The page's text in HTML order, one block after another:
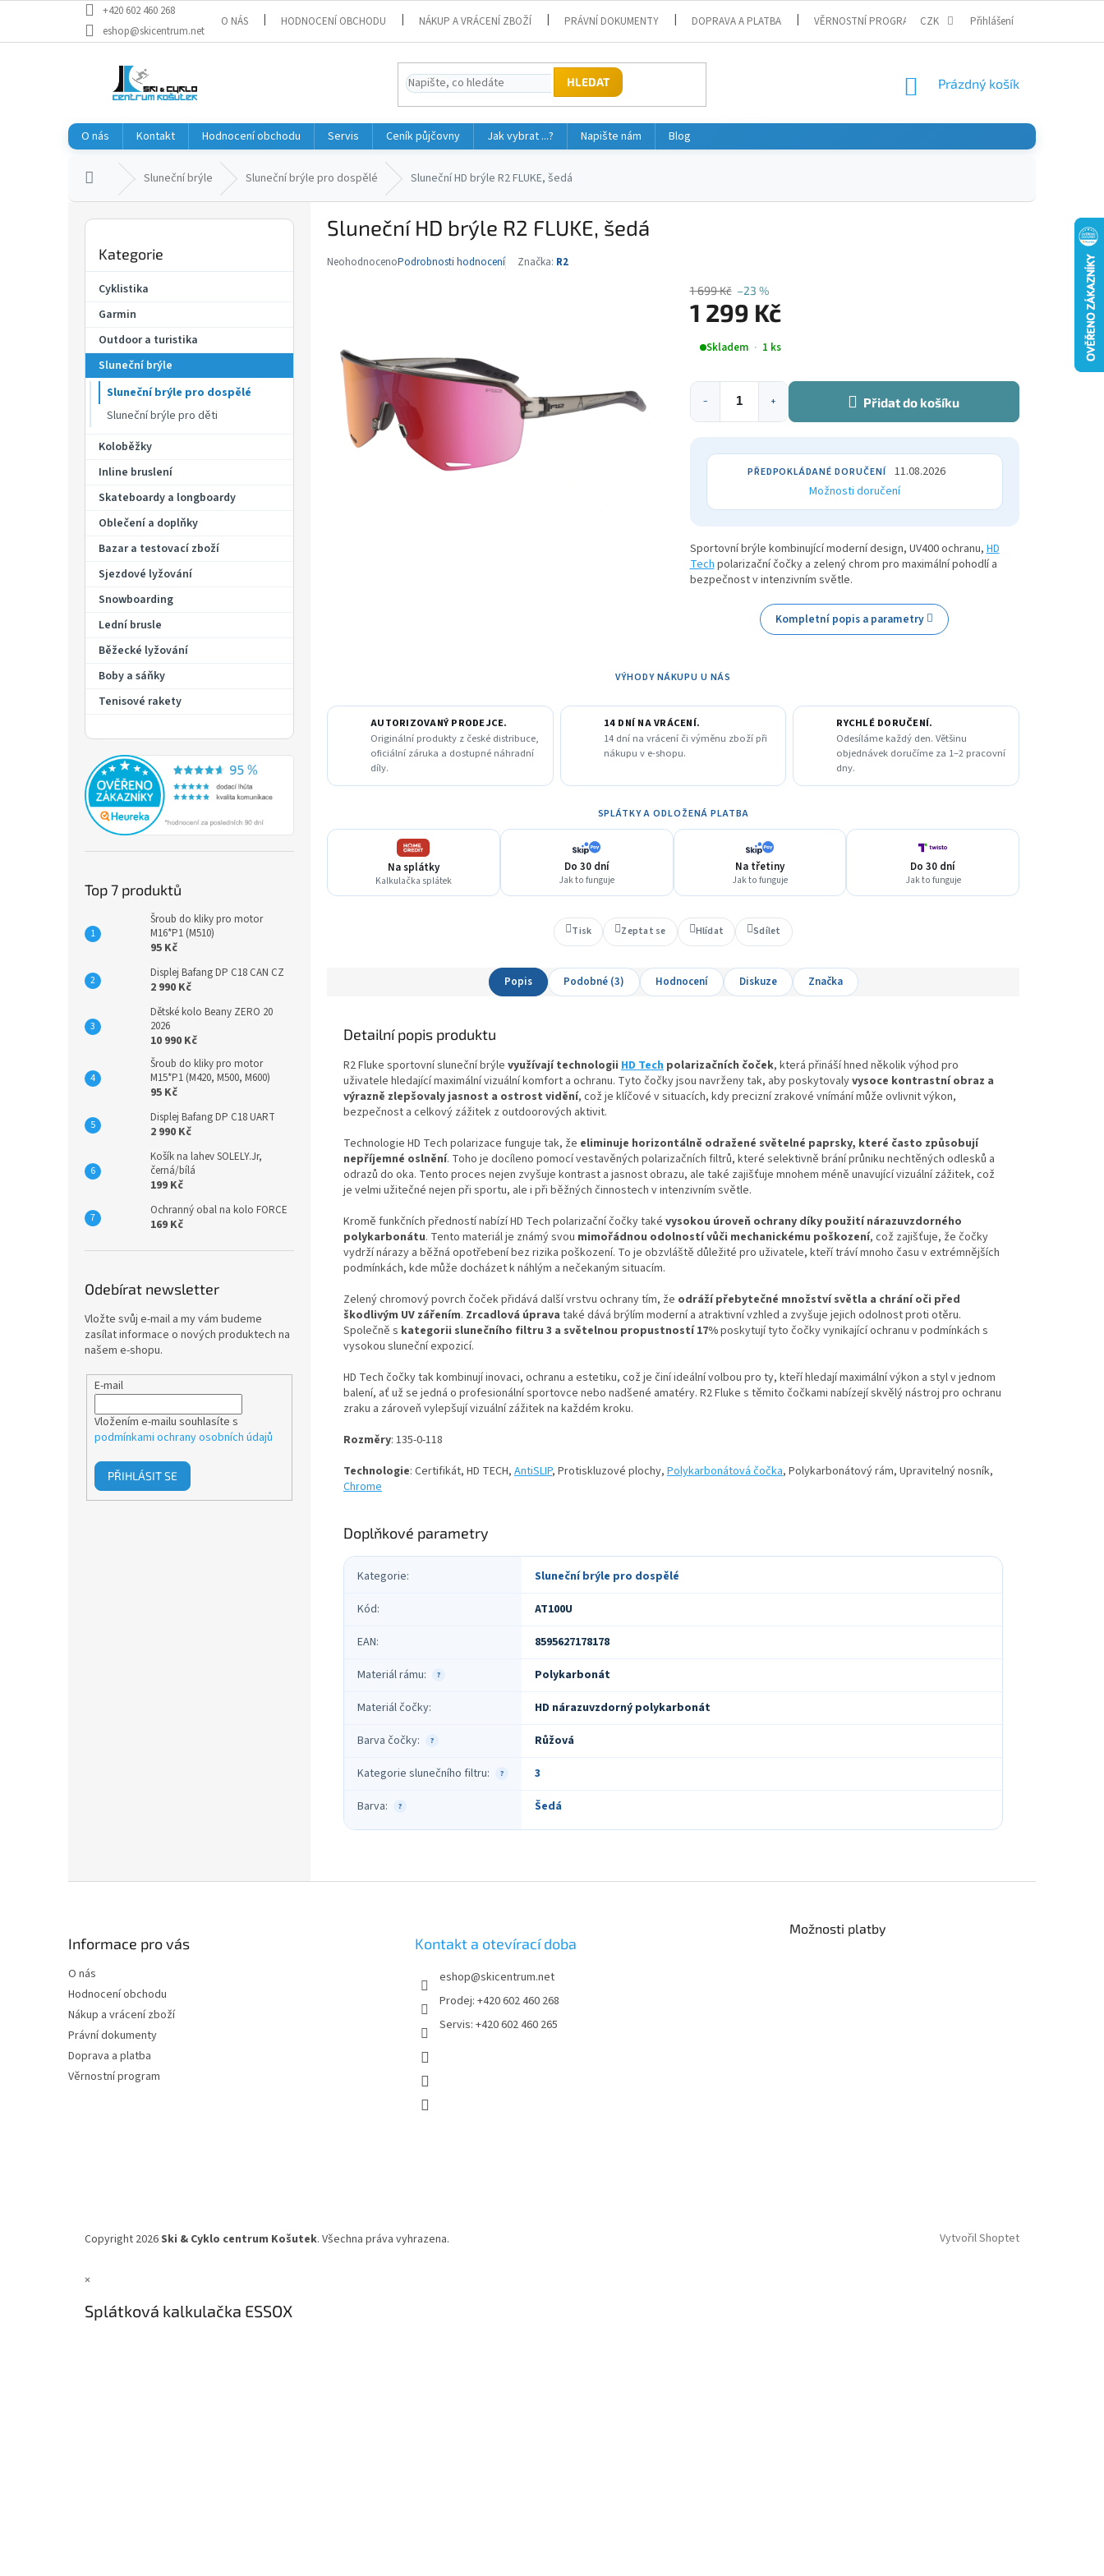
obsah
+420 602 460 268
eshop@skicentrum.net
O NÁS HODNOCENÍ OBCHODU NÁKUP A VRÁCENÍ ZBOŽÍ PRÁVNÍ DOKUMENTY DOPRAVA A PLATBA VĚRNOSTNÍ PROGRAM CZK Přihlášení
HLEDAT
NÁKUPNÍ
Prázdný košík
O nás Kontakt Hodnocení obchodu Servis Ceník půjčovny Jak vybrat ...? Napište nám Blog
Domů Sluneční brýle Sluneční brýle pro dospělé Sluneční HD brýle R2 FLUKE, šedá
kategorie
Kategorie
Cyklistika
Garmin
Outdoor a turistika
Sluneční brýle
Sluneční brýle pro dospělé
Sluneční brýle pro děti
Koloběžky
Inline bruslení
Skateboardy a longboardy
Oblečení a doplňky
Bazar a testovací zboží
Sjezdové lyžování
Snowboarding
Lední brusle
Běžecké lyžování
Boby a sáňky
Tenisové rakety
Top 7 produktů
Šroub do kliky pro motor
M16*P1 (M510)
95 Kč
Displej Bafang DP C18 CAN CZ
2 990 Kč
Dětské kolo Beany ZERO 20
2026
10 990 Kč
Šroub do kliky pro motor
M15*P1 (M420, M500, M600)
95 Kč
Displej Bafang DP C18 UART
2 990 Kč
Košík na lahev SOLELY.Jr,
černá/bílá
199 Kč
Ochranný obal na kolo FORCE
169 Kč
Odebírat newsletter
Vložte svůj e-mail a my vám budeme
zasílat informace o nových produktech na
našem e-shopu.
E-mail
Vložením e-mailu souhlasíte s
podmínkami ochrany osobních údajů
PŘIHLÁSIT SE
Sluneční HD brýle R2 FLUKE, šedá
Průměrné
hvězdiček.
NeohodnocenoPodrobnosti hodnocení Značka: R2
1 699 Kč –23 %
1 299 Kč
Měrná
cena:
Skladem 1 ks
+
− Přidat do košíku
11.08.2026
Možnosti doručení
Sportovní brýle kombinující moderní design, UV400 ochranu, HD
Tech polarizační čočky a zelený chrom pro maximální pohodlí a
bezpečnost v intenzivním světle.
Kompletní popis a parametry
VÝHODY NÁKUPU U NÁS
AUTORIZOVANÝ PRODEJCE.
Originální produkty z české distribuce,
oficiální záruka a dostupné náhradní
díly.
14 DNÍ NA VRÁCENÍ.
14 dní na vrácení či výměnu zboží při
nákupu v e-shopu.
RYCHLÉ DORUČENÍ.
Odesíláme každý den. Většinu
objednávek doručíme za 1–2 pracovní
dny.
SPLÁTKY A ODLOŽENÁ PLATBA
Na splátky
Kalkulačka splátek
Do 30 dní
Jak to funguje
Na třetiny
Jak to funguje
Do 30 dní
Jak to funguje
Tisk Zeptat se Hlídat Sdílet
Popis Podobné (3) Hodnocení Diskuze Značka
Detailní popis produktu
R2 Fluke sportovní sluneční brýle využívají technologii HD Tech polarizačních čoček, která přináší hned několik výhod pro
uživatele hledající maximální vizuální komfort a ochranu. Tyto čočky jsou navrženy tak, aby poskytovalyvysoce kontrastní obraz a
výrazně zlepšovaly jasnost a ostrost vidění, což je klíčové v situacích, kdy precizní zrakové vnímání může ovlivnit výkon,
bezpečnost a celkový zážitek z outdoorových aktivit.
Technologie HD Tech polarizace funguje tak, že eliminuje horizontálně odražené světelné paprsky, které často způsobují
nepříjemné oslnění. Toho je docíleno pomocí vestavěných polarizačních filtrů, které selektivně brání průniku nechtěných odlesků a
odrazů do oka. Tento proces nejen zvyšuje kontrast a jasnost obrazu, ale také zajišťuje mnohem méně unavující vizuální zážitek, což
je velmi užitečné nejen při sportu, ale i při běžných činnostech v intenzivním světle.
Kromě funkčních předností nabízí HD Tech polarizační čočky také vysokou úroveň ochrany díky použití nárazuvzdorného
polykarbonátu. Tento materiál je známý svou mimořádnou odolností vůči mechanickému poškození, což zajišťuje, že čočky
vydrží nárazy a běžná opotřebení bez rizika poškození. To je obzvláště důležité pro uživatele, kteří tráví mnoho času v extrémnějších
podmínkách, kde může docházet k náhlým a nečekaným situacím.
Zelený chromový povrch čoček přidává další vrstvu ochrany tím, že odráží přebytečné množství světla a chrání oči před
škodlivým UV zářením. Zrcadlová úprava také dává brýlím moderní a atraktivní vzhled a zvyšuje jejich odolnost proti otěru.
Společně s kategorii slunečního filtru 3 a světelnou propustností 17%poskytují tyto čočky vynikající ochranu v podmínkách s
vysokou sluneční expozicí.
HD Tech čočky tak kombinují inovaci, ochranu a estetiku, což je činí ideální volbou pro ty, kteří hledají maximální výkon a styl v jednom
balení, ať už se jedná o profesionální sportovce nebo nadšené amatéry. R2 Fluke s těmito čočkami nabízejí skvělý nástroj pro ochranu
zraku a zároveň vylepšují vizuální zážitek na každém kroku.
Rozměry: 135-0-118
Technologie: Certifikát, HD TECH, AntiSLIP, Protiskluzové plochy, Polykarbonátová čočka, Polykarbonátový rám, Upravitelný nosník,
Chrome
Doplňkové parametry
Kategorie:
Sluneční brýle pro dospělé
Kód:
AT100U
EAN: 8595627178178
?
Materiál rámu:
Polykarbonát
Materiál čočky: HD nárazuvzdorný polykarbonát
?
Barva čočky: Růžová
?
Kategorie slunečního filtru: 3
?
Barva: Šedá
Informace pro vás
O nás
Hodnocení obchodu
Nákup a vrácení zboží
Právní dokumenty
Doprava a platba
Věrnostní program
Kontakt a otevírací doba
eshop@skicentrum.net
Prodej: +420 602 460 268
Servis: +420 602 460 265
Možnosti platby
Vytvořil Shoptet
Copyright 2026Ski & Cyklo centrum Košutek. Všechna práva vyhrazena.
×
Splátková kalkulačka ESSOX